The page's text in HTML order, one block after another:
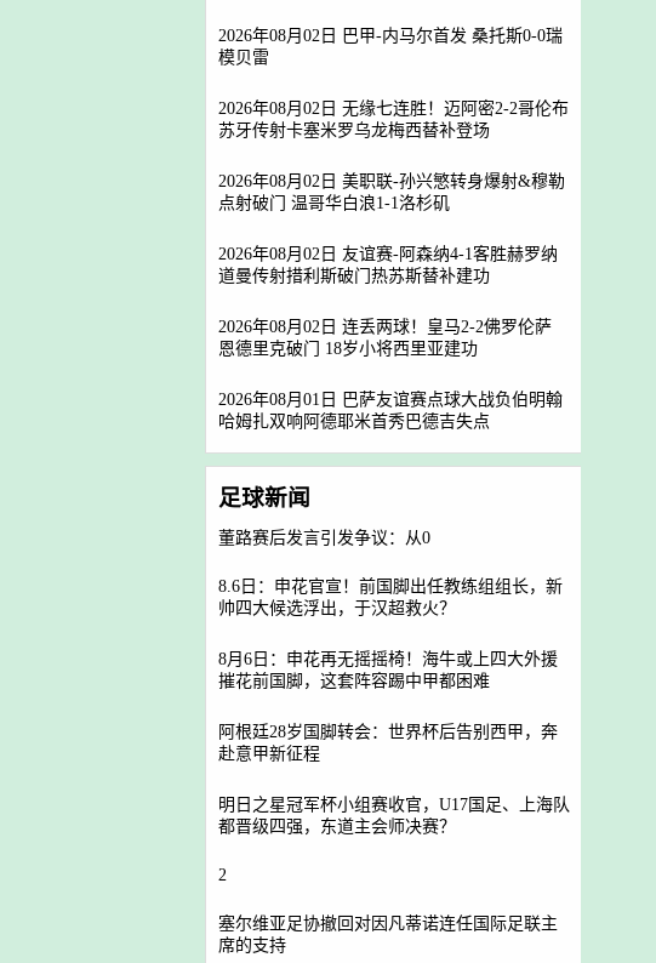
2026年08月02日 巴甲-内马尔首发 桑托斯0-0瑞
模贝雷
2026年08月02日 无缘七连胜！迈阿密2-2哥伦布
苏牙传射卡塞米罗乌龙梅西替补登场
2026年08月02日 美职联-孙兴慜转身爆射&穆勒
点射破门 温哥华白浪1-1洛杉矶
2026年08月02日 友谊赛-阿森纳4-1客胜赫罗纳
道曼传射措利斯破门热苏斯替补建功
2026年08月02日 连丢两球！皇马2-2佛罗伦萨
恩德里克破门 18岁小将西里亚建功
2026年08月01日 巴萨友谊赛点球大战负伯明翰
哈姆扎双响阿德耶米首秀巴德吉失点
足球新闻
董路赛后发言引发争议：从0
8.6日：申花官宣！前国脚出任教练组组长，新
帅四大候选浮出，于汉超救火？
8月6日：申花再无摇摇椅！海牛或上四大外援
摧花前国脚，这套阵容踢中甲都困难
阿根廷28岁国脚转会：世界杯后告别西甲，奔
赴意甲新征程
明日之星冠军杯小组赛收官，U17国足、上海队
都晋级四强，东道主会师决赛？
2
塞尔维亚足协撤回对因凡蒂诺连任国际足联主
席的支持